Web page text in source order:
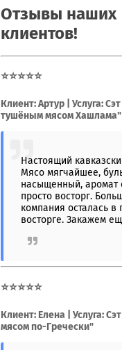
Отзывы наших
клиентов!
⭐⭐⭐⭐⭐
Клиент: Артур | Услуга:
тушёным мясом Хашлама"
Настоящий
Мясо мягчайшее,
насыщенный, аромат
просто восторг.
компания осталась в
восторге. Закажем
⭐⭐⭐⭐⭐
Клиент: Елена | Услуга:
мясом по-Гречески"